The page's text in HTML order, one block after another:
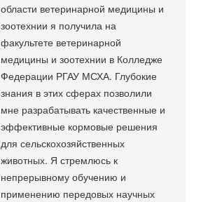
области ветеринарной медицины и
зоотехнии я получила на
факультете ветеринарной
медицины и зоотехнии в Колледже
Федерации РГАУ МСХА. Глубокие
знания в этих сферах позволили
мне разрабатывать качественные и
эффективные кормовые решения
для сельскохозяйственных
животных. Я стремлюсь к
непрерывному обучению и
применению передовых научных